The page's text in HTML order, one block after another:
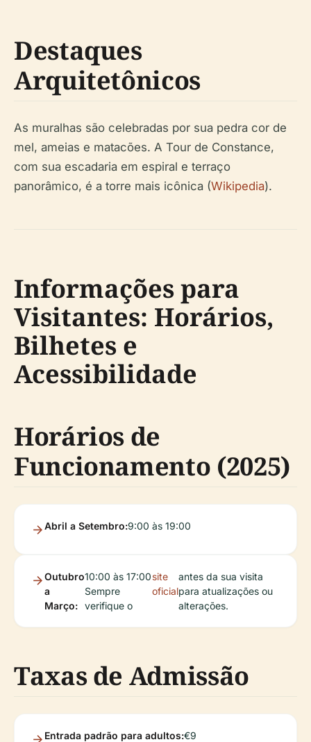
Destaques
Arquitetônicos
As muralhas são celebradas por sua pedra cor de
mel, ameias e matacões. A Tour de Constance,
com sua escadaria em espiral e terraço
panorâmico, é a torre mais icônica (Wikipedia).
Informações para
Visitantes: Horários,
Bilhetes e
Acessibilidade
Horários de
Funcionamento (2025)
Abril a Setembro:9:00 às 19:00
Outubro
a
Março:
10:00 às 17:00
Sempre
verifique o
site
oficial
antes da sua visita
para atualizações ou
alterações.
Taxas de Admissão
Entrada padrão para adultos:€9